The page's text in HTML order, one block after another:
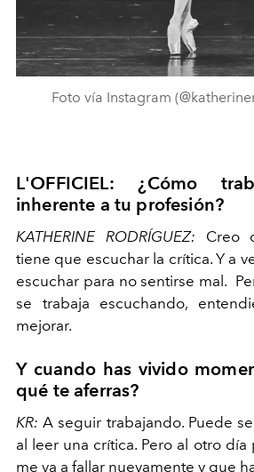
Foto vía Instagram
L'OFFICIEL: ¿Cómo
inherente a tu profesión?
KATHERINE RODRÍGUEZ: Creo
tiene que escuchar la crítica. Y a
escuchar para no sentirse mal.
se trabaja escuchando,
mejorar.
Y cuando has vivido
qué te aferras?
KR: A seguir trabajando. Puede
al leer una crítica. Pero al otro
me va a fallar nuevamente y que